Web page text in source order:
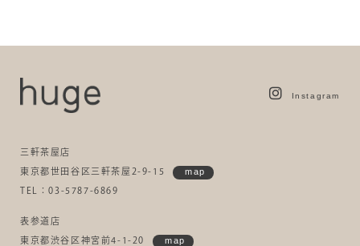
Instagram
三軒茶屋店
東京都世田谷区三軒茶屋2-9-15 map
TEL：03-5787-6869
表参道店
東京都渋谷区神宮前4-1-20 map